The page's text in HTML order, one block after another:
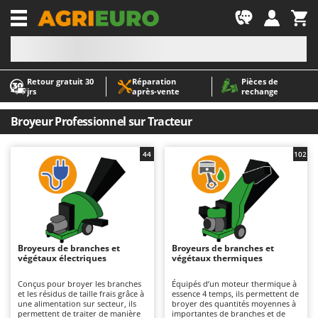
Retour gratuit 30
jrs
Réparation
après‑vente
Pièces de
rechange
-1
A
Abris de jardin
Accessoires pour tracteurs tondeuses autoportés
Aérateurs Scarificateurs pour gazon
Arracheuses de pommes de terre pour tracteur
Aspirateurs - Balais Électriques
Aspirateurs à cendres
Aspirateurs à feuilles sur roues
Aspirateurs de piscine
Aspirateurs Multifonctions
Atomiseurs agricoles pour tracteurs
Atomiseurs pour traitements
A
AgriEuro Premium
AgriEuro TOP-LINE
AGT
Aima
Airmec
AL-KO
ALA 2000
Alce
Alpina
Ama
Broyeur Professionnel sur Tracteur
Broyeurs de branches et
végétaux électriques
Conçus pour broyer les branches
et les résidus de taille frais grâce à
une alimentation sur secteur, ils
permettent de traiter de manière
44
Broyeurs de branches et
végétaux thermiques
Équipés d’un moteur thermique à
essence 4 temps, ils permettent de
broyer des quantités moyennes à
importantes de branches et de
102